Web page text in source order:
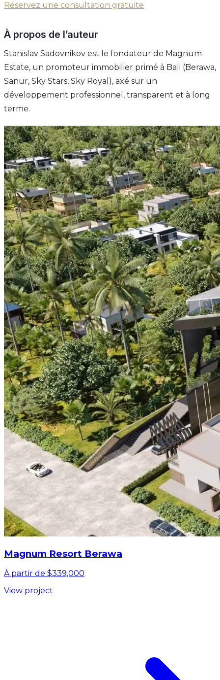
Réservez une consultation gratuite
À propos de l’auteur
Stanislav Sadovnikov est le fondateur de Magnum
Estate, un promoteur immobilier primé à Bali (Berawa,
Sanur, Sky Stars, Sky Royal), axé sur un
développement professionnel, transparent et à long
terme.
Magnum Resort Berawa
À partir de $339,000
View project